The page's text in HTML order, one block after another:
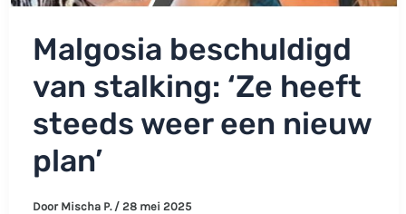
Malgosia beschuldigd
van stalking: ‘Ze heeft
steeds weer een nieuw
plan’
Door Mischa P. / 28 mei 2025